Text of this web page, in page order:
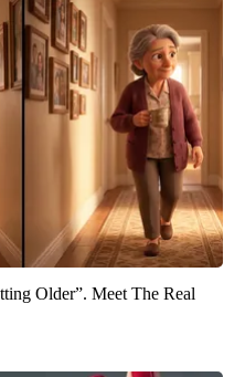
Older”. Meet The Real